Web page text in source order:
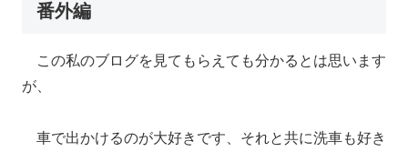
番外編
この私のブログを見てもらえても分かるとは思います
が、
車で出かけるのが大好きです、それと共に洗車も好き